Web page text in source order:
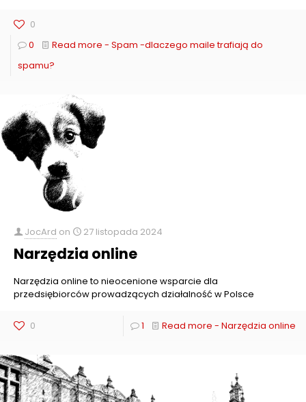
0
0
Read more - Spam -dlaczego maile trafiają do
spamu?
JocArd on 27 listopada 2024
Narzędzia online
Narzędzia online to nieocenione wsparcie dla
przedsiębiorców prowadzących działalność w Polsce
0 1 Read more - Narzędzia online